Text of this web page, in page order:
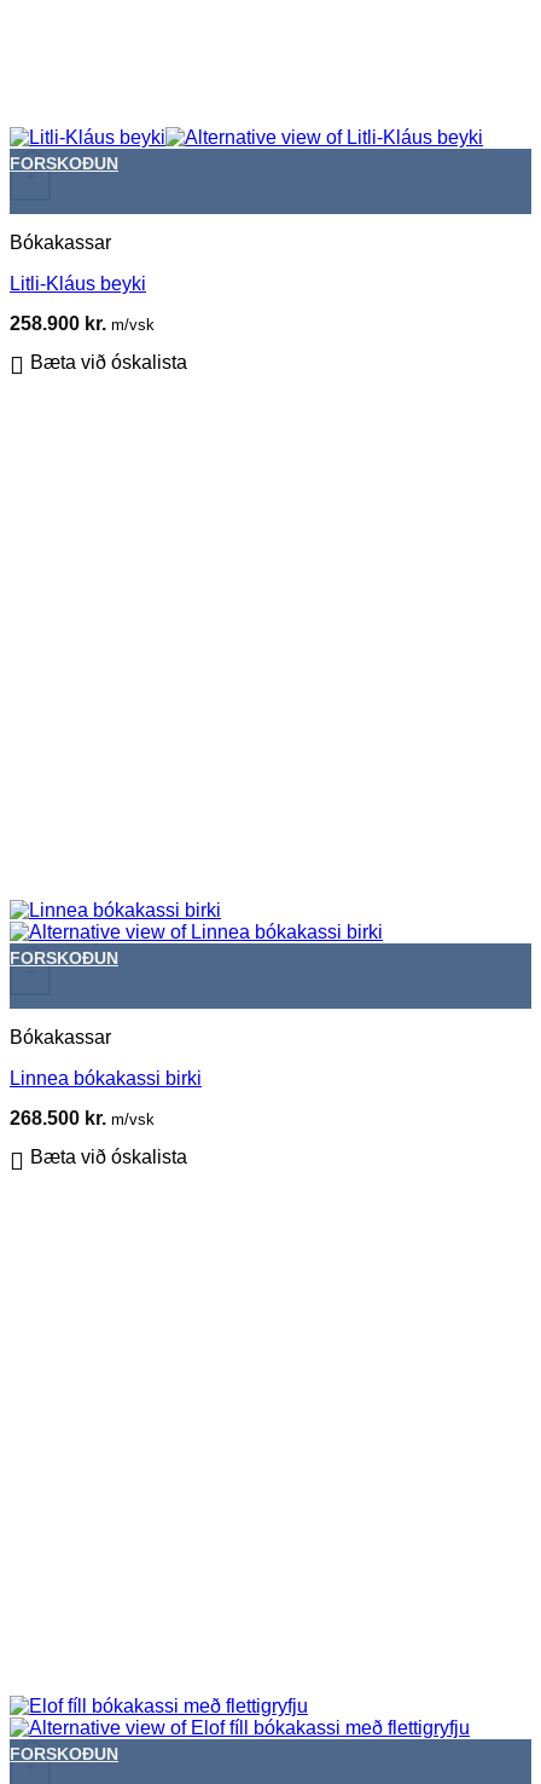
+
FORSKOÐUN
Bókakassar
Litli-Kláus beyki
258.900 kr. m/vsk
Bæta við óskalista
+
FORSKOÐUN
Bókakassar
Linnea bókakassi birki
268.500 kr. m/vsk
Bæta við óskalista
+
FORSKOÐUN